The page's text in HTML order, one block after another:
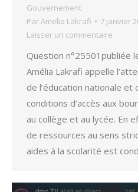
Gouvernement
ParAmelia Lakrafi
7 janvier
Laisser un commentaire
Question n°25501publiée
Amélia Lakrafi appelle
de l’éducation nationale et
conditions d’accès aux
au collège et au lycée. En
de ressources au sens
aides à la scolarité est